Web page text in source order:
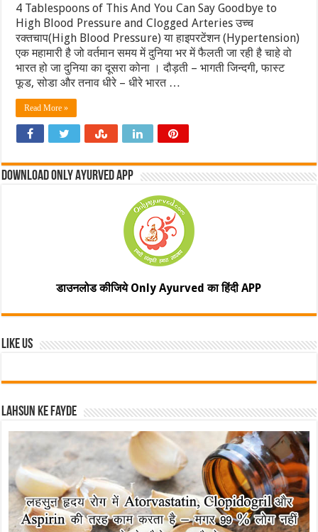
4 Tablespoons of This And You Can Say Goodbye to
High Blood Pressure and Clogged Arteries उच्‍च
रक्‍तचाप(High Blood Pressure) या हाइपरटेंशन (Hypertension)
एक महामारी है जो वर्तमान समय में दुनिया भर में फैलती जा रही है चाहे वो
भारत हो जा दुनिया का दूसरा कोना । दौड़ती – भागती जिन्‍दगी, फास्‍ट
फूड, सोडा और तनाव धीरे – धीरे भारत …
Read More »
Download Only Ayurved App
डाउनलोड कीजिये Only Ayurved का हिंदी APP
Like Us
Lahsun ke fayde